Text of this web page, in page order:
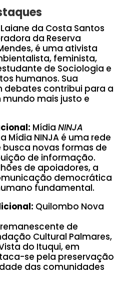
Laiane da Costa Santos
da Reserva
é uma ativista
feminista,
de Sociologia e
humanos. Sua
debates contribui para a
mais justo e
MídiaNINJA
Mídia NINJA é uma rede
novas formas de
de informação.
de apoiadores, a
democrática
fundamental.
Quilombo Nova
de
Cultural Palmares,
do Ituqui, em
se pela preservação
das comunidades